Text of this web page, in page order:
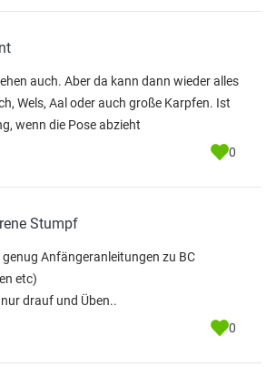
auch. Aber da kann dann wieder alles
Wels, Aal oder auch große Karpfen. Ist
wenn die Pose abzieht
0
Stumpf
Anfängeranleitungen zu BC
etc)
drauf und Üben..
0